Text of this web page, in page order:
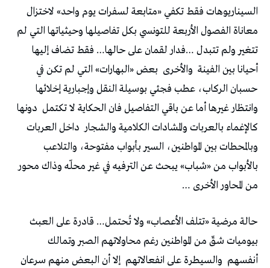
السيناريوهات فقط تكفي «متابعة لسفرات يوم واحد» لاختزال
معاناة الفصول الأربعة للتونسي بكل تفاصيلها وحيثياتها التي لم
تتغير ولم تتبدل …فدار لقمان على حالها… فقط تضاف إليها
أحيانا بين الفينة والأخرى بعض «البهارات» التي لم تكن في
حسبان الركاب، عطب فجئي بوسيلة النقل وإجبارية إخلائها
وانتظار غيرها أما عن باقي التفاصيل فان الحكاية لا تكتمل دونها
كالإغماء بالعربات والمشادات الكلامية والشجار داخل العربات
وبالمحطات بين المواطنين، السير بأبواب مفتوحة، والتلاعب
بالأبواب من «شباب» يبحث عن الترفيه في غير محلّه وذاك محور
من المحاور الأخرى …
حالة مرضية «تتلف الأعصاب» ولا تُحتمل… قادرة على العبث
بيوميات شقّ من المواطنين رغم محاولاتهم الصبر وتمالك
أنفسهم والسيطرة على انفعالاتهم إلا أن البعض منهم سرعان